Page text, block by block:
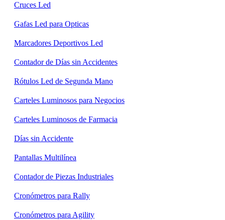
Cruces Led
Gafas Led para Opticas
Marcadores Deportivos Led
Contador de Días sin Accidentes
Rótulos Led de Segunda Mano
Carteles Luminosos para Negocios
Carteles Luminosos de Farmacia
Días sin Accidente
Pantallas Multilínea
Contador de Piezas Industriales
Cronómetros para Rally
Cronómetros para Agility